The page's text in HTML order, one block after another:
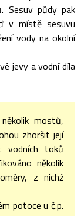
Sesuv půdy pak
v místě sesuvu
vody na okolní
jevy a vodní díla
mostů,
zhoršit její
vodních toků
několik
z nichž
potoce u č.p.